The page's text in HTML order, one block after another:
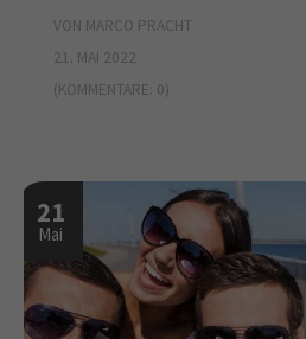
VON MARCO PRACHT
21. MAI 2022
(KOMMENTARE: 0)
21
Mai